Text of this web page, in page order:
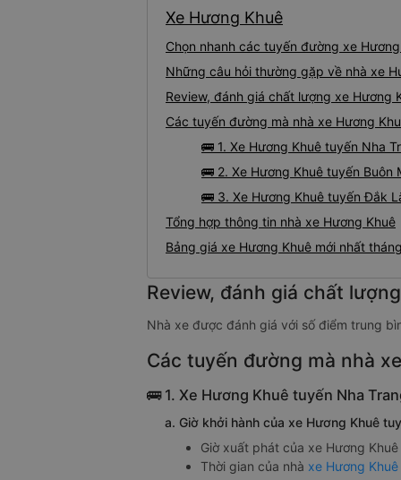
Xe Hương Khuê
Chọn nhanh các tuyến đường xe
Những câu hỏi thường gặp về nhà xe
Review, đánh giá chất lượng xe Hương
Các tuyến đường mà nhà xe Hương
🚌 1. Xe Hương Khuê tuyến Nha
🚌 2. Xe Hương Khuê tuyến
🚌 3. Xe Hương Khuê tuyến Đắk
Tổng hợp thông tin nhà xe Hương Khuê
Bảng giá xe Hương Khuê mới nhất
Review, đánh giá chất
Nhà xe được đánh giá với số điểm trung
Các tuyến đường mà nhà
🚌 1. Xe Hương Khuê tuyến Nha
a. Giờ khởi hành của xe Hương Khuê
Giờ xuất phát của xe Hương
Thời gian của nhà xe Hương